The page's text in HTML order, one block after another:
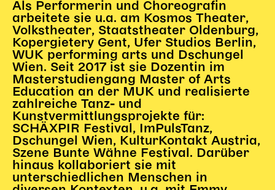
PÄDAGOGIK
Kunst + Wissen
Rund um den Vorstellungsbesuch
Begleitmaterial
TheaterPaket
Partnerklasse + Partnerschule
Schulabenteuernacht
Probenklasse
Theaterklasse
Vorstellungen für pädagogische Institutionen
Als Performerin und Choreografin
arbeitete sie u.a. am Kosmos Theater,
Volkstheater, Staatstheater Oldenburg,
Kopergietery Gent, Ufer Studios Berlin,
WUK performing arts und Dschungel
Wien. Seit 2017 ist sie Dozentin im
Masterstudiengang Master of Arts
Education an der MUK und realisierte
zahlreiche Tanz- und
Kunstvermittlungsprojekte für:
SCHÄXPIR Festival, ImPulsTanz,
Dschungel Wien, KulturKontakt Austria,
Szene Bunte Wähne Festival. Darüber
hinaus kollaboriert sie mit
unterschiedlichen Menschen in